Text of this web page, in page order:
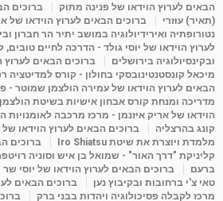
פנינה מתוק - מרכז "נתיב הלב" בהרצליה-
מדיטציה-התחדשות
Shahar-vod
הבאים לערוץ הוידאו של פנינה מתוק
ברוכים
(תאיר) עוזרי
ברוכים הבאים לערוץ הוידאו של
נטורופתיה ואירידיולוגיה במושב יתיר הר חברון
לערוץ הוידאו של יוסי גולד - הדרכה לחיים טובים,
ובקינסיולוגיה בירושלים
ברוכים הבאים לערוץ
מיכאל קונסטנטינובסקי בחולון - קורס למדיטציה
הבאים לערוץ הוידאו של עמירה הולצמן שמוטר -
מדריכה ומנחת קורס אבחון אישיות בשיטת
הוידאו של אריק איזנמן - מרכז מרכבה לאומנויות
קונג בהרצליה
ברוכים הבאים לערוץ הוידאו
מלמדת ויוצרת את שיטת Iro Shiatsu
ברוכים
קליניקת "דרך האור" - שמואל בן איש וסוניה
ברעם
ברוכים הבאים לערוץ הוידאו של יוסי
טאי צ'י ברחובות ובקיבוץ נען
ברוכים הבאים
מרכז לקבלה פסיכולוגיה ויהדות בבני ברק